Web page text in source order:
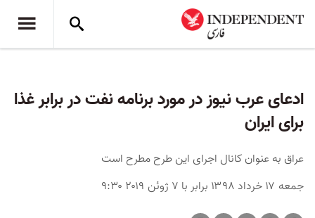
ادعای عرب نیوز در مورد برنامه نفت در برابر غذا
برای ایران
عراق به عنوان کانال اجرای این طرح مطرح است
جمعه ۱۷ خرداد ۱۳۹۸ برابر با ۷ ژوئن ۲۰۱۹ ۹:۳۰